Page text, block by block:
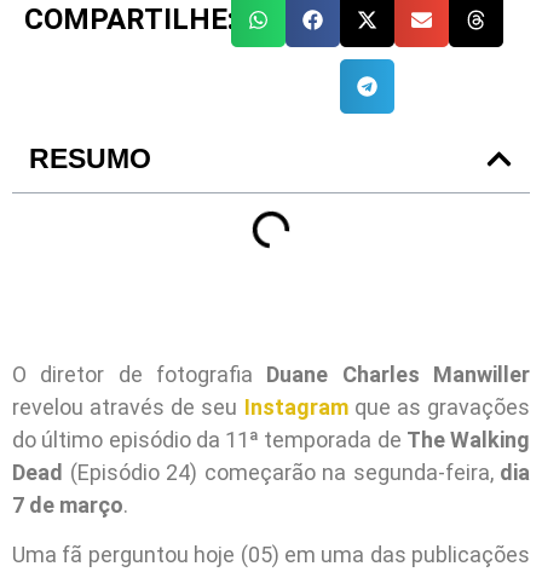
COMPARTILHE:
RESUMO
O diretor de fotografia Duane Charles Manwiller
revelou através de seu Instagramque as gravações
do último episódio da 11ª temporada de The Walking
Dead (Episódio 24) começarão na segunda-feira, dia
7 de março.
Uma fã perguntou hoje (05) em uma das publicações